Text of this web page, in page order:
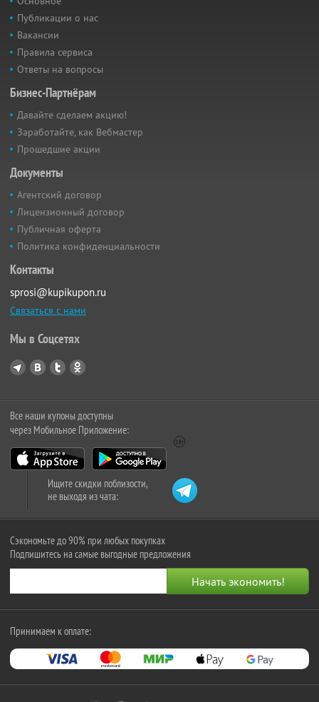
Публикации о нас
Вакансии
Правила сервиса
Ответы на вопросы
Бизнес-Партнёрам
Давайте сделаем акцию!
Заработайте, как Вебмастер
Прошедшие акции
Документы
Агентский договор
Лицензионный договор
Публичная оферта
Политика конфиденциальности
Контакты
sprosi@kupikupon.ru
Связаться с нами
Мы в Соцсетях
Все наши купоны доступны
через Мобильное Приложение:
Ищите скидки поблизости,
не выходя из чата:
Сэкономьте до 90% при любых покупках
Подпишитесь на самые выгодные предложения
Принимаем к оплате: